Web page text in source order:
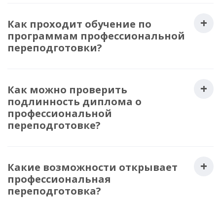
Как проходит обучение по
программам профессиональной
переподготовки?
Как можно проверить
подлинность диплома о
профессиональной
переподготовке?
Какие возможности открывает
профессиональная
переподготовка?